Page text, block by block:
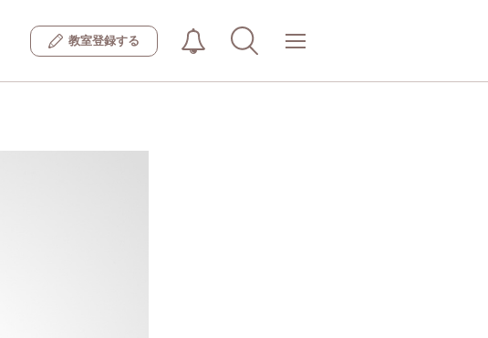
教室登録する